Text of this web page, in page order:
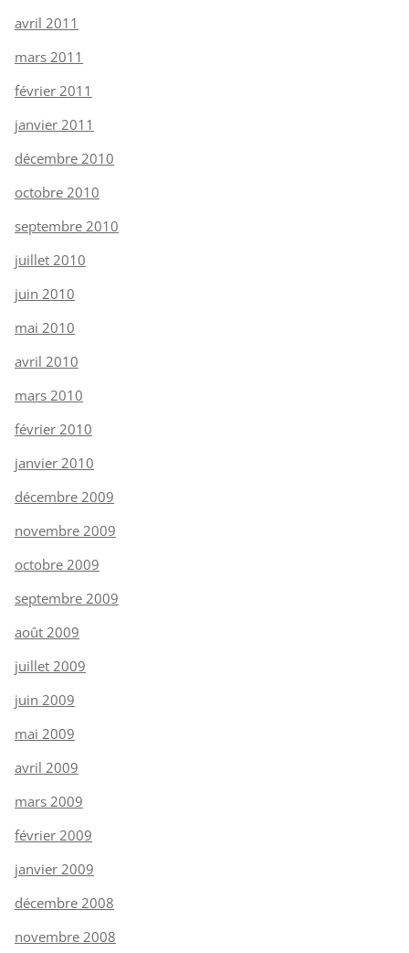
avril 2011
mars 2011
février 2011
janvier 2011
décembre 2010
octobre 2010
septembre 2010
juillet 2010
juin 2010
mai 2010
avril 2010
mars 2010
février 2010
janvier 2010
décembre 2009
novembre 2009
octobre 2009
septembre 2009
août 2009
juillet 2009
juin 2009
mai 2009
avril 2009
mars 2009
février 2009
janvier 2009
décembre 2008
novembre 2008